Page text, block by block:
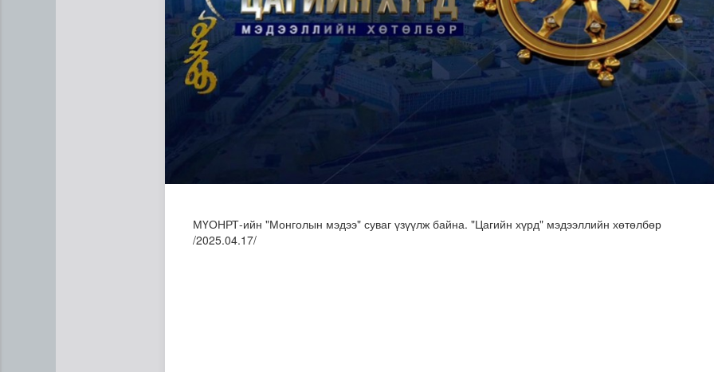
Дипломат төлөөлөгчийн газруудын төлөөлөгчид COP17-ын байгууламжтай танилцлаа
МҮОНРТ-ийн "Монголын мэдээ" суваг үзүүлж байна. "Цагийн хүрд" мэдээллийн хөтөлбөр
/2025.04.17/